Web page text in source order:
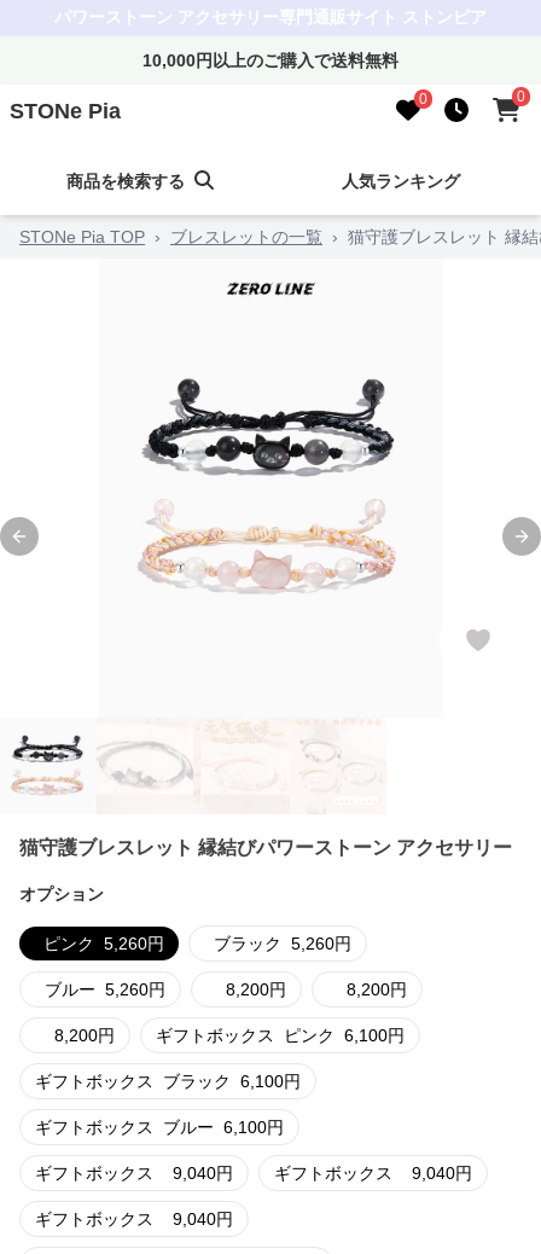
パワーストーン アクセサリー専門通販サイト ストンピア
10,000円以上のご購入で送料無料
STONe Pia 0 0
商品を検索する 人気ランキング
STONe Pia TOP › ブレスレットの一覧 › 猫守護ブレスレット 縁
Previous slide
猫守護ブレスレット 縁結びパワーストーン アクセサリー
オプション
ピンク 5,260円 ブラック 5,260円
ブルー 5,260円 8,200円 8,200円
8,200円 ギフトボックス ピンク 6,100円
ギフトボックス ブラック 6,100円
ギフトボックス ブルー 6,100円
ギフトボックス 9,040円 ギフトボックス 9,040円
ギフトボックス 9,040円